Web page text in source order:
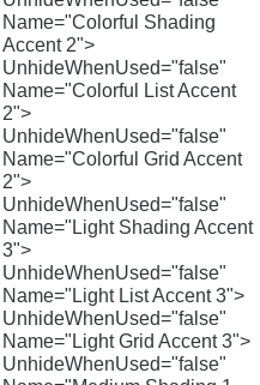
Name="Colorful Shading
Accent 2">
UnhideWhenUsed="false"
Name="Colorful List Accent
2">
UnhideWhenUsed="false"
Name="Colorful Grid Accent
2">
UnhideWhenUsed="false"
Name="Light Shading Accent
3">
UnhideWhenUsed="false"
Name="Light List Accent 3">
UnhideWhenUsed="false"
Name="Light Grid Accent 3">
UnhideWhenUsed="false"